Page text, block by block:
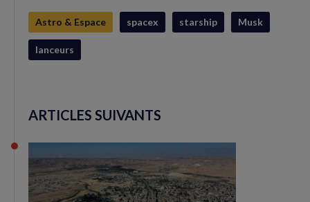
Astro & Espace spacex starship Musk
lanceurs
ARTICLES SUIVANTS